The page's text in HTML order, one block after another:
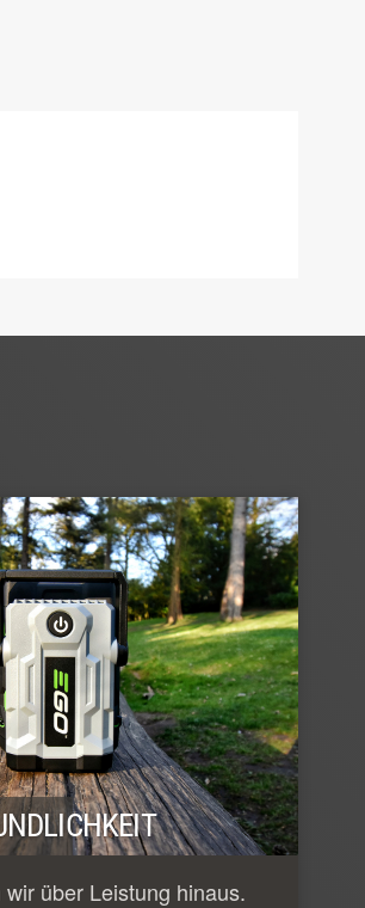
über Leistung hinaus.